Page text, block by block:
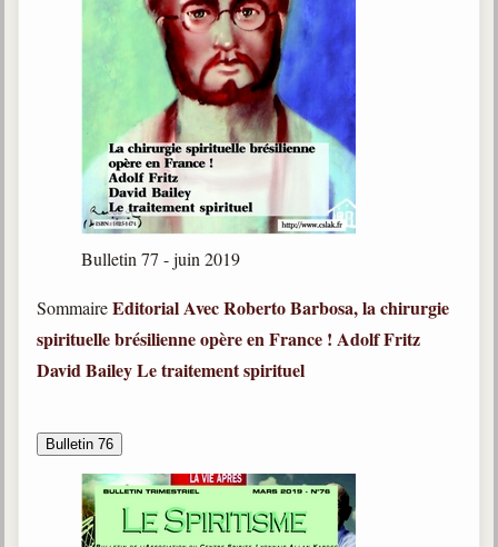
Bulletin 77 - juin 2019
SommaireEditorialAvec Roberto Barbosa, la chirurgie
spirituelle brésilienne opère en France ! Adolf Fritz
David BaileyLe traitement spirituel
Bulletin 76